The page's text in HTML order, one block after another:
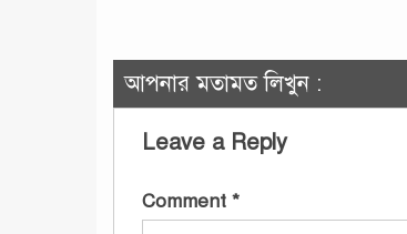
আপনার মতামত লিখুন :
Leave a Reply
Comment *